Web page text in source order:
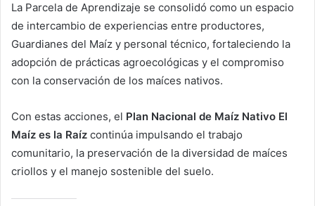
La Parcela de Aprendizaje se consolidó como un espacio
de intercambio de experiencias entre productores,
Guardianes del Maíz y personal técnico, fortaleciendo la
adopción de prácticas agroecológicas y el compromiso
con la conservación de los maíces nativos.
Con estas acciones, el Plan Nacional de Maíz Nativo El
Maíz es la Raíz continúa impulsando el trabajo
comunitario, la preservación de la diversidad de maíces
criollos y el manejo sostenible del suelo.